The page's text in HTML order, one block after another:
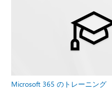
Microsoft 365 のトレーニング